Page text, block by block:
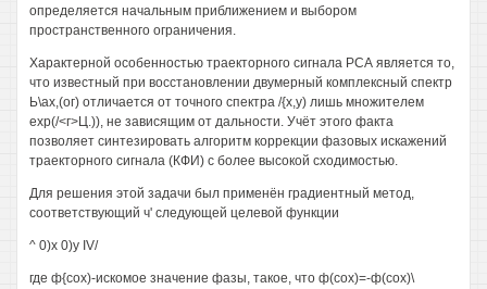
определяется начальным приближением и выбором
пространственного ограничения.
Характерной особенностью траекторного сигнала РСА является то,
что известный при восстановлении двумерный комплексный спектр
Ь\ах,(ог) отличается от точного спектра /{х,у) лишь множителем
ехр(/<г>Ц.)), не зависящим от дальности. Учёт этого факта
позволяет синтезировать алгоритм коррекции фазовых искажений
траекторного сигнала (КФИ) с более высокой сходимостью.
Для решения этой задачи был применён градиентный метод,
соответствующий ч' следующей целевой функции
^ 0)х 0)у IV/
где ф{сох)-искомое значение фазы, такое, что ф(сох)=-ф(сох)\